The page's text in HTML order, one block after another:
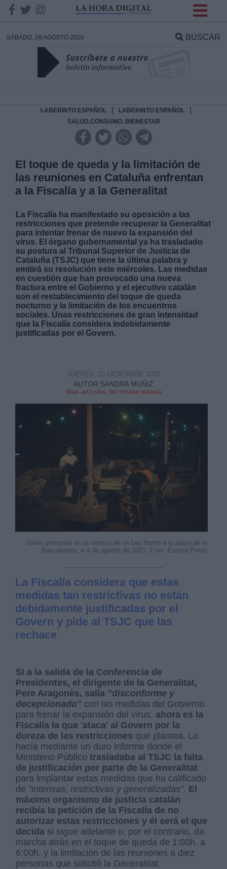
SÁBADO, 08 AGOSTO 2026 BUSCAR
LABERINTO ESPAÑOL LABERINTO ESPAÑOL
SALUD,CONSUMO, BIENESTAR
El toque de queda y la limitación de
las reuniones en Cataluña enfrentan
a la Fiscalía y a la Generalitat
La Fiscalía ha manifestado su oposición a las
restricciones que pretende recuperar la Generalitat
para intentar frenar de nuevo la expansión del
virus. El órgano gubernamental ya ha trasladado
su postura al Tribunal Superior de Justicia de
Cataluña (TSJC) que tiene la última palabra y
emitirá su resolución este miércoles. Las medidas
en cuestión que han provocado una nueva
fractura entre el Gobierno y el ejecutivo catalán
son el restablecimiento del toque de queda
nocturno y la limitación de los encuentros
sociales. Unas restricciones de gran intensidad
que la Fiscalía considera indebidamente
justificadas por el Govern.
AUTOR SANDRA MUÑIZ
Mas artículos del mismo autor/a
JUEVES, 23 DICIEMBRE 2021
Varias personas en la terraza de un bar, frente a la playa de la
Barceloneta, a 4 de agosto de 2021. Foto: Europa Press
La Fiscalía considera que estas
medidas tan restrictivas no están
debidamente justificadas por el
Govern y pide al TSJC que las
rechace
Si a la salida de la Conferencia de
Presidentes, el dirigente de la Generalitat,
Pere Aragonès, salía "disconforme y
decepcionado" con las medidas del Gobierno
para frenar la expansión del virus, ahora es la
Fiscalía la que 'ataca' al Govern por la
dureza de las restricciones que plantea. Lo
hacía mediante un duro informe donde el
Ministerio Públicotrasladaba al TSJC la falta
de justificación por parte de la Generalitat
para implantar estas medidas que ha calificado
de "intensas, restrictivas y generalizadas". El
máximo organismo de justicia catalán
recibía la petición de la Fiscalía de no
autorizar estas restricciones y él será el que
decida si sigue adelante o, por el contrario, da
marcha atrás en el toque de queda de 1:00h. a
6:00h. y la limitación de las reuniones a diez
personas que solicitó la Generalitat.
DATOS
Responsable:
Derechos:
link
Información adicional